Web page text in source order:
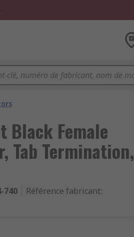
Black Female
Tab Termination,
740 Référence fabricant: